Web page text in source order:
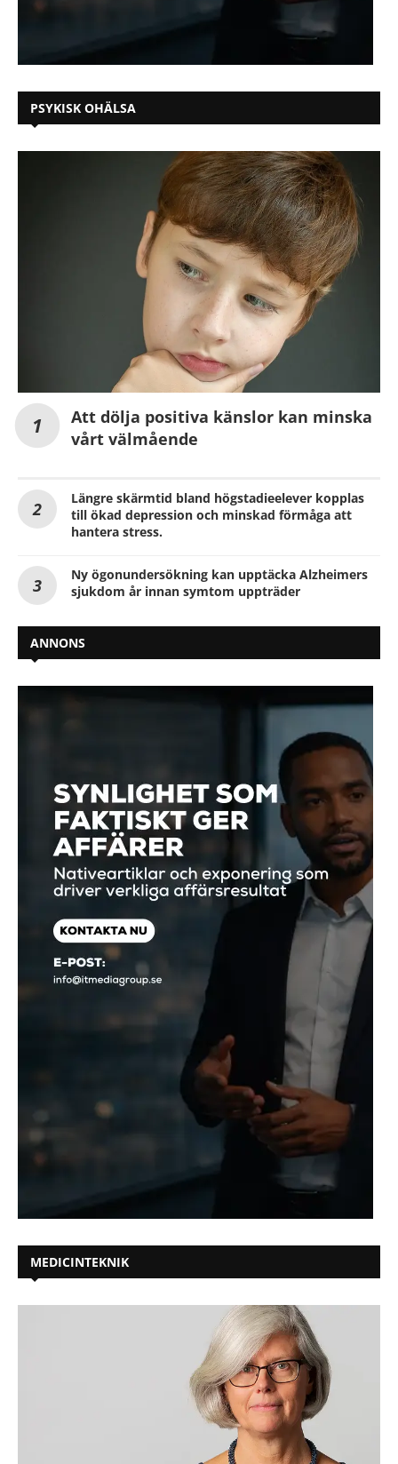
PSYKISK OHÄLSA
Att dölja positiva känslor kan minska
vårt välmående
Längre skärmtid bland högstadieelever kopplas
till ökad depression och minskad förmåga att
hantera stress.
Ny ögonundersökning kan upptäcka Alzheimers
sjukdom år innan symtom uppträder
ANNONS
MEDICINTEKNIK